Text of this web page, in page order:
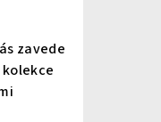
zavede